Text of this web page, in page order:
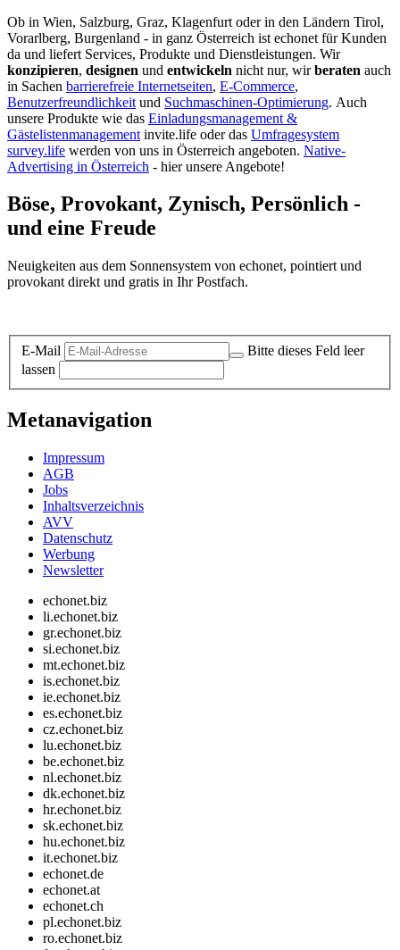
Ob in Wien, Salzburg, Graz, Klagenfurt oder in den Ländern Tirol,
Vorarlberg, Burgenland - in ganz Österreich ist echonet für Kunden
da und liefert Services, Produkte und Dienstleistungen. Wir
konzipieren, designen und entwickeln nicht nur, wirberaten auch
in Sachen barrierefreie Internetseiten, E-Commerce,
Benutzerfreundlichkeit und Suchmaschinen-Optimierung. Auch
unsere Produkte wie das Einladungsmanagement &
Gästelistenmanagement invite.life oder das Umfragesystem
survey.life werden von uns in Österreich angeboten. Native-
Advertising in Österreich - hier unsere Angebote!
Böse, Provokant, Zynisch, Persönlich -
und eine Freude
Neuigkeiten aus dem Sonnensystem von echonet, pointiert und
provokant direkt und gratis in Ihr Postfach.
E-Mail
Bitte dieses Feld leer
lassen
Metanavigation
Impressum
AGB
Jobs
Inhaltsverzeichnis
AVV
Datenschutz
Werbung
Newsletter
echonet.biz
li.echonet.biz
gr.echonet.biz
si.echonet.biz
mt.echonet.biz
is.echonet.biz
ie.echonet.biz
es.echonet.biz
cz.echonet.biz
lu.echonet.biz
be.echonet.biz
nl.echonet.biz
dk.echonet.biz
hr.echonet.biz
sk.echonet.biz
hu.echonet.biz
it.echonet.biz
echonet.de
echonet.at
echonet.ch
pl.echonet.biz
ro.echonet.biz